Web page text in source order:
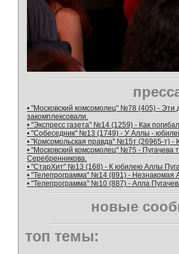
• "Московский комсомолец" №78 (405) - Эти
закомплексовали.
• "Экспресс газета" №14 (1259) - Как
• "Собеседник" №13 (1749) - У Аллы -
• "Комсомольская правда" №15т (26965-т)
• "Московский комсомолец" №75 - Пугачева
Серебренникова.
• "СтарХит" №13 (168) - К юбилею Аллы
• "Телепрограмма" №14 (891) - Незнакомая
• "Телепрограмма" №10 (887) - Алла
новые
топ темы: